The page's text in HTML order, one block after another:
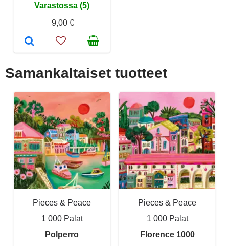
Varastossa (5)
9,00 €
Samankaltaiset tuotteet
Pieces & Peace
1 000 Palat
Polperro
Pieces & Peace
1 000 Palat
Florence 1000